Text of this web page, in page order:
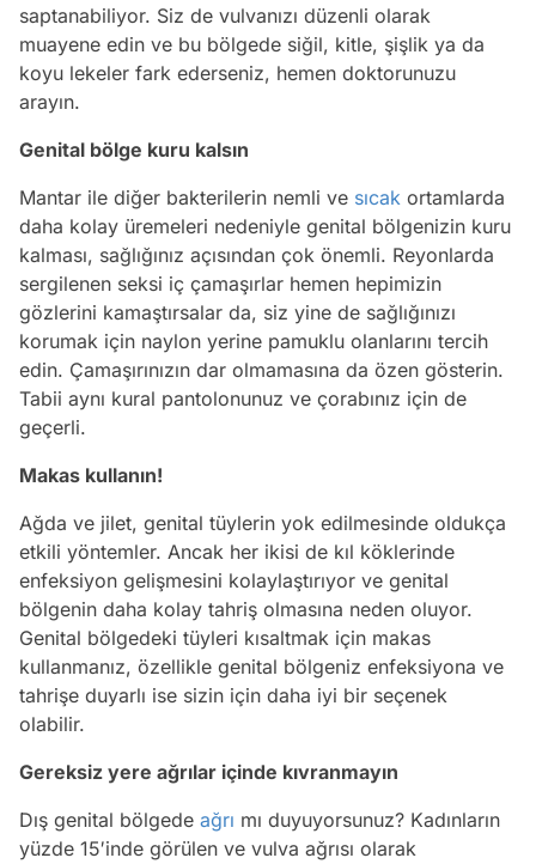
saptanabiliyor. Siz de vulvanızı düzenli olarak
muayene edin ve bu bölgede siğil, kitle, şişlik ya da
koyu lekeler fark ederseniz, hemen doktorunuzu
arayın.
Genital bölge kuru kalsın
Mantar ile diğer bakterilerin nemli ve sıcak ortamlarda
daha kolay üremeleri nedeniyle genital bölgenizin kuru
kalması, sağlığınız açısından çok önemli. Reyonlarda
sergilenen seksi iç çamaşırlar hemen hepimizin
gözlerini kamaştırsalar da, siz yine de sağlığınızı
korumak için naylon yerine pamuklu olanlarını tercih
edin. Çamaşırınızın dar olmamasına da özen gösterin.
Tabii aynı kural pantolonunuz ve çorabınız için de
geçerli.
Makas kullanın!
Ağda ve jilet, genital tüylerin yok edilmesinde oldukça
etkili yöntemler. Ancak her ikisi de kıl köklerinde
enfeksiyon gelişmesini kolaylaştırıyor ve genital
bölgenin daha kolay tahriş olmasına neden oluyor.
Genital bölgedeki tüyleri kısaltmak için makas
kullanmanız, özellikle genital bölgeniz enfeksiyona ve
tahrişe duyarlı ise sizin için daha iyi bir seçenek
olabilir.
Gereksiz yere ağrılar içinde kıvranmayın
Dış genital bölgede ağrı mı duyuyorsunuz? Kadınların
yüzde 15′inde görülen ve vulva ağrısı olarak